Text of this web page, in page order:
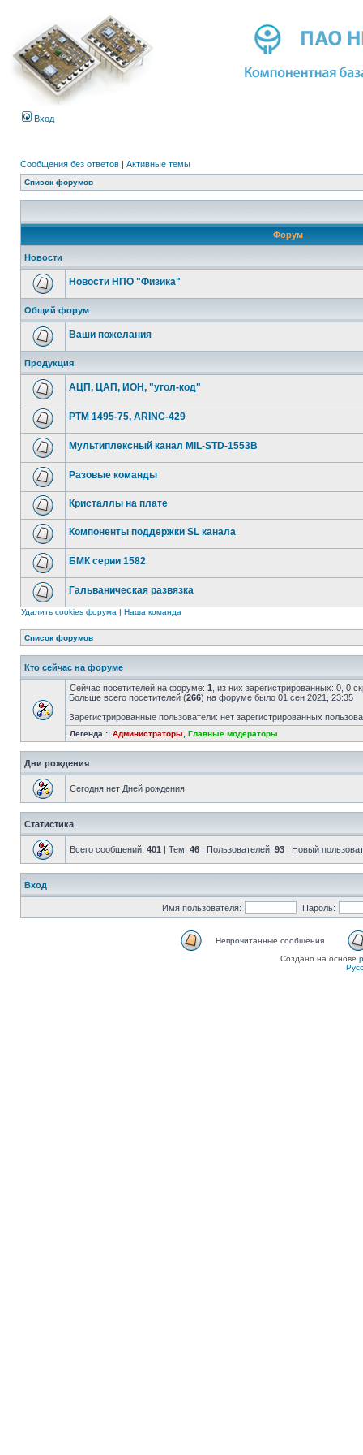
Вход
Сообщения без ответов | Активные темы
Список форумов
Форум
Новости
Новости НПО "Физика"
Общий форум
Ваши пожелания
Продукция
АЦП, ЦАП, ИОН, "угол-код"
РТМ 1495-75, ARINC-429
Мультиплексный канал MIL-STD-1553B
Разовые команды
Кристаллы на плате
Компоненты поддержки SL канала
БМК серии 1582
Гальваническая развязка
Удалить cookies форума | Наша команда
Список форумов
Кто сейчас на форуме
Сейчас посетителей на форуме: 1 , из них зарегистрированных: 0, 0
Больше всего посетителей (266) на форуме было 01 сен 2021, 23:35
Зарегистрированные пользователи: нет зарегистрированных
Легенда :: Администраторы Главные модераторы
Дни рождения
Сегодня нет Дней рождения.
Статистика
Всего сообщений: 401 | Тем: 46 | Пользователей: 93 | Новый
Вход
Имя пользователя: Пароль:
Непрочитанные сообщения
Создано на основе